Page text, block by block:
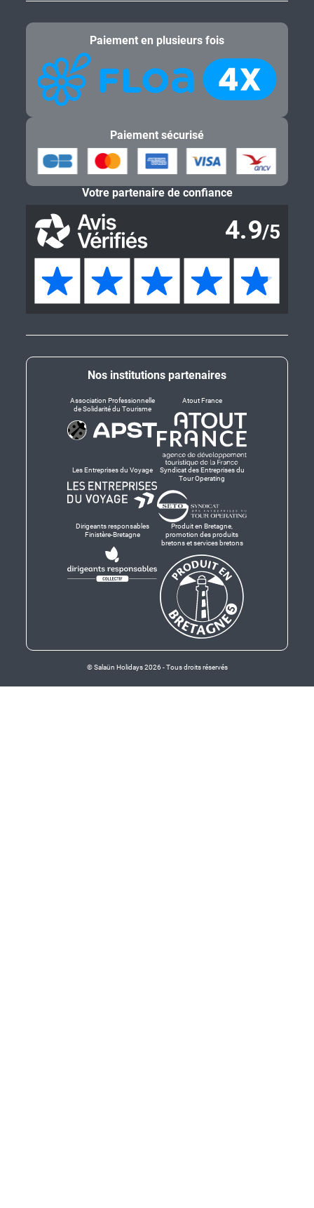
Nos institutions partenaires
Association Professionnelle
de Solidarité du Tourisme
Atout France
Les Entreprises du Voyage
Syndicat des Entreprises du
Tour Operating
Dirigeants responsables
Finistère-Bretagne
Produit en Bretagne,
promotion des produits
bretons et services bretons
Paiement en plusieurs fois
Paiement sécurisé
Votre partenaire de confiance
© Salaün Holidays 2026 - Tous droits réservés